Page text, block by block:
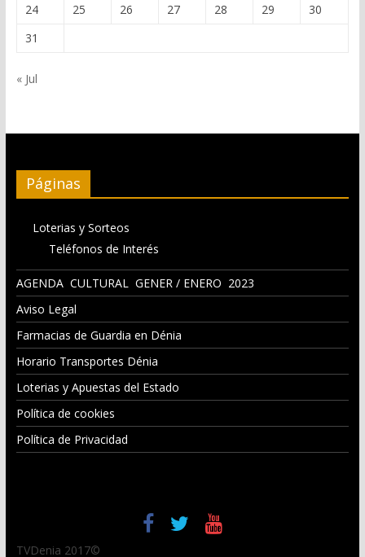
24
25 26 27 28 29
30
31
« Jul
Páginas
Loterias y Sorteos
Teléfonos de Interés
AGENDA CULTURAL GENER / ENERO 2023
Aviso Legal
Farmacias de Guardia en Dénia
Horario Transportes Dénia
Loterias y Apuestas del Estado
Política de cookies
Política de Privacidad
TVDenia 2017©